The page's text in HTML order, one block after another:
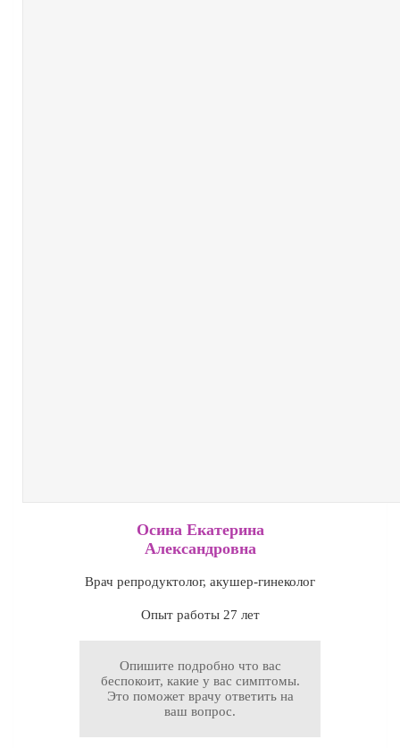
Осина Екатерина
Александровна
Врач репродуктолог, акушер-гинеколог
Опыт работы 27 лет
Опишите подробно что вас
беспокоит, какие у вас симптомы.
Это поможет врачу ответить на
ваш вопрос.